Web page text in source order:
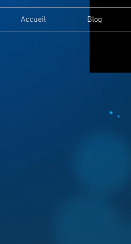
Accueil Blog